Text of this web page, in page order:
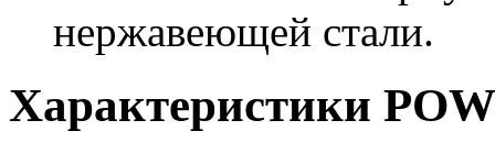
нержавеющей стали.
Характеристики